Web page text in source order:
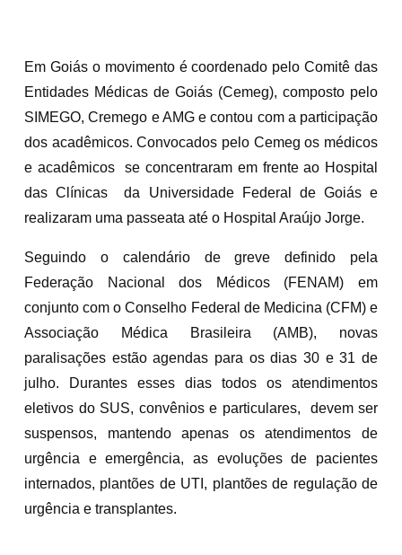
Em Goiás o movimento é coordenado pelo Comitê das
Entidades Médicas de Goiás (Cemeg), composto pelo
SIMEGO, Cremego e AMG e contou com a participação
dos acadêmicos. Convocados pelo Cemeg os médicos
e acadêmicos se concentraram em frente ao Hospital
das Clínicas da Universidade Federal de Goiás e
realizaram uma passeata até o Hospital Araújo Jorge.
Seguindo o calendário de greve definido pela
Federação Nacional dos Médicos (FENAM) em
conjunto com o Conselho Federal de Medicina (CFM) e
Associação Médica Brasileira (AMB), novas
paralisações estão agendas para os dias 30 e 31 de
julho. Durantes esses dias todos os atendimentos
eletivos do SUS, convênios e particulares, devem ser
suspensos, mantendo apenas os atendimentos de
urgência e emergência, as evoluções de pacientes
internados, plantões de UTI, plantões de regulação de
urgência e transplantes.